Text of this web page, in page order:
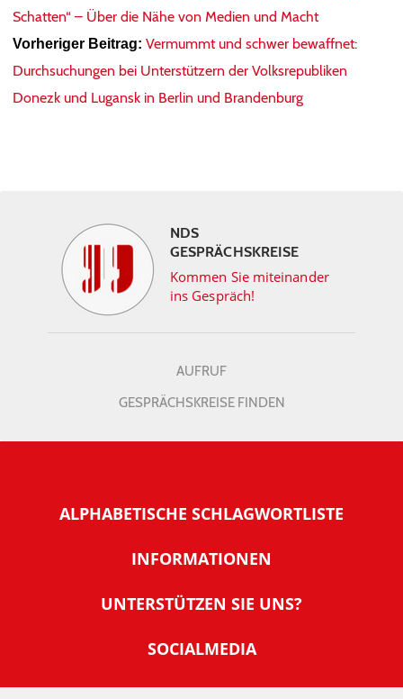
Schatten“ – Über die Nähe von Medien und Macht
Vorheriger Beitrag: Vermummt und schwer bewaffnet:
Durchsuchungen bei Unterstützern der Volksrepubliken
Donezk und Lugansk in Berlin und Brandenburg
NDS
GESPRÄCHSKREISE
Kommen Sie miteinander
ins Gespräch!
AUFRUF
GESPRÄCHSKREISE FINDEN
ALPHABETISCHE SCHLAGWORTLISTE
INFORMATIONEN
Warum NachDenkSeiten
Tipps zur Nutzung der NachDenkSeiten
Banner und E-Mail-Signaturen
UNTERSTÜTZEN SIE UNS?
SOCIALMEDIA
IMPRESSUM